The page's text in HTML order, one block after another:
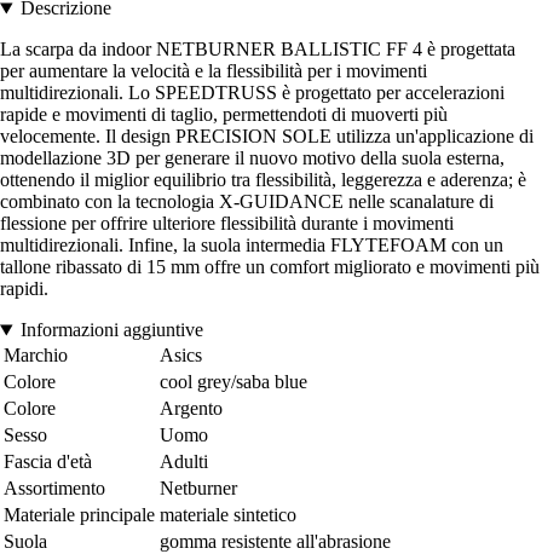
Descrizione
La scarpa da indoor NETBURNER BALLISTIC FF 4 è progettata
per aumentare la velocità e la flessibilità per i movimenti
multidirezionali. Lo SPEEDTRUSS è progettato per accelerazioni
rapide e movimenti di taglio, permettendoti di muoverti più
velocemente. Il design PRECISION SOLE utilizza un'applicazione di
modellazione 3D per generare il nuovo motivo della suola esterna,
ottenendo il miglior equilibrio tra flessibilità, leggerezza e aderenza; è
combinato con la tecnologia X-GUIDANCE nelle scanalature di
flessione per offrire ulteriore flessibilità durante i movimenti
multidirezionali. Infine, la suola intermedia FLYTEFOAM con un
tallone ribassato di 15 mm offre un comfort migliorato e movimenti più
rapidi.
Informazioni aggiuntive
Marchio
Asics
Colore
cool grey/saba blue
Colore
Argento
Sesso
Uomo
Fascia d'età
Adulti
Assortimento
Netburner
Materiale principale materiale sintetico
Suola
gomma resistente all'abrasione